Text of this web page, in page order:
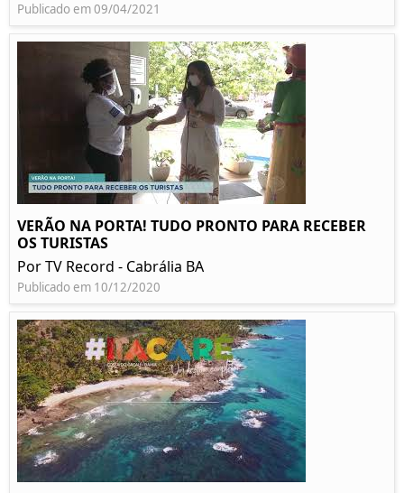
Publicado em 09/04/2021
VERÃO NA PORTA! TUDO PRONTO PARA RECEBER
OS TURISTAS
Por TV Record - Cabrália BA
Publicado em 10/12/2020